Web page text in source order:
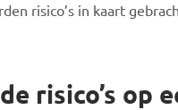
risico’s in kaart
risico’s op